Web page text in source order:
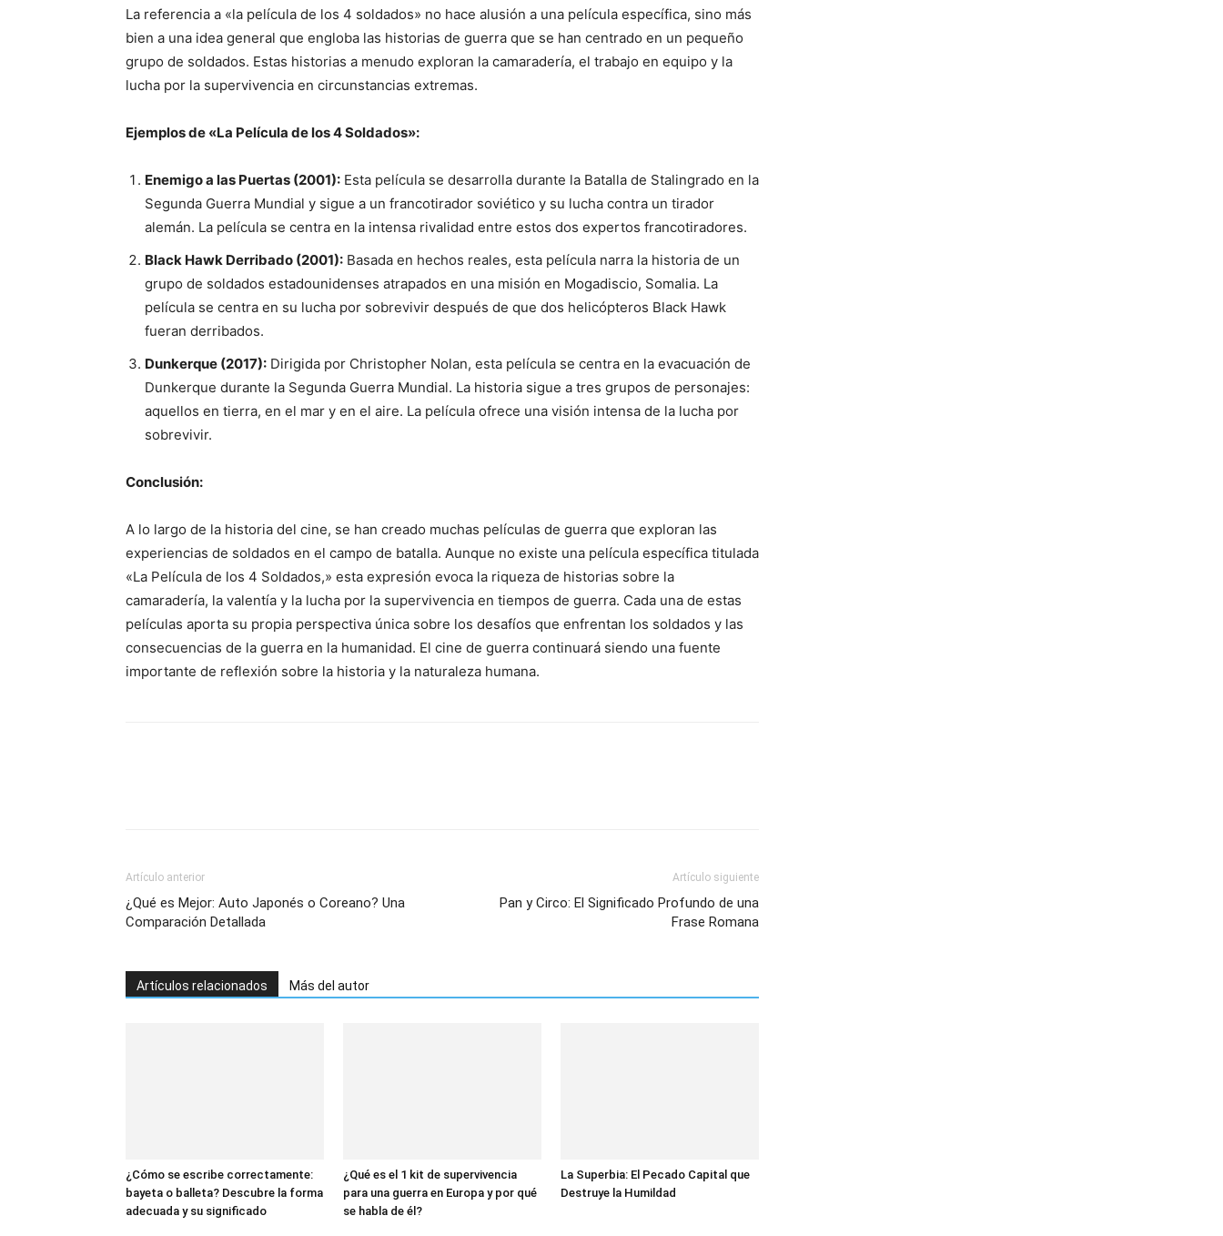
La referencia a «la película de los 4 soldados» no hace alusión a una película específica, sino más
bien a una idea general que engloba las historias de guerra que se han centrado en un pequeño
grupo de soldados. Estas historias a menudo exploran la camaradería, el trabajo en equipo y la
lucha por la supervivencia en circunstancias extremas.
Ejemplos de «La Película de los 4 Soldados»:
Enemigo a las Puertas (2001): Esta película se desarrolla durante la Batalla de Stalingrado en la
Segunda Guerra Mundial y sigue a un francotirador soviético y su lucha contra un tirador
alemán. La película se centra en la intensa rivalidad entre estos dos expertos francotiradores.
Black Hawk Derribado (2001): Basada en hechos reales, esta película narra la historia de un
grupo de soldados estadounidenses atrapados en una misión en Mogadiscio, Somalia. La
película se centra en su lucha por sobrevivir después de que dos helicópteros Black Hawk
fueran derribados.
Dunkerque (2017): Dirigida por Christopher Nolan, esta película se centra en la evacuación de
Dunkerque durante la Segunda Guerra Mundial. La historia sigue a tres grupos de personajes:
aquellos en tierra, en el mar y en el aire. La película ofrece una visión intensa de la lucha por
sobrevivir.
Conclusión:
A lo largo de la historia del cine, se han creado muchas películas de guerra que exploran las
experiencias de soldados en el campo de batalla. Aunque no existe una película específica titulada
«La Película de los 4 Soldados,» esta expresión evoca la riqueza de historias sobre la
camaradería, la valentía y la lucha por la supervivencia en tiempos de guerra. Cada una de estas
películas aporta su propia perspectiva única sobre los desafíos que enfrentan los soldados y las
consecuencias de la guerra en la humanidad. El cine de guerra continuará siendo una fuente
importante de reflexión sobre la historia y la naturaleza humana.
Artículo anterior
¿Qué es Mejor: Auto Japonés o Coreano? Una
Comparación Detallada
Artículo siguiente
Pan y Circo: El Significado Profundo de una
Frase Romana
Artículos relacionados Más del autor
¿Cómo se escribe correctamente:
bayeta o balleta? Descubre la forma
adecuada y su significado
¿Qué es el 1 kit de supervivencia
para una guerra en Europa y por qué
se habla de él?
La Superbia: El Pecado Capital que
Destruye la Humildad